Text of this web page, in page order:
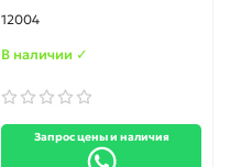
12004
В наличии ✓
Запрос цены и наличия